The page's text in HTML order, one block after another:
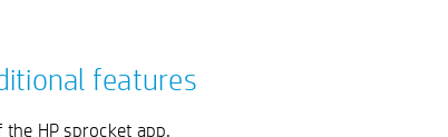
features
HP sprocket app.